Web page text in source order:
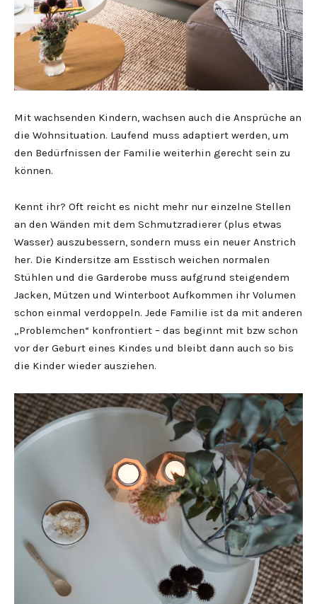
Mit wachsenden Kindern, wachsen auch die Ansprüche an
die Wohnsituation. Laufend muss adaptiert werden, um
den Bedürfnissen der Familie weiterhin gerecht sein zu
können.
Kennt ihr? Oft reicht es nicht mehr nur einzelne Stellen
an den Wänden mit dem Schmutzradierer (plus etwas
Wasser) auszubessern, sondern muss ein neuer Anstrich
her. Die Kindersitze am Esstisch weichen normalen
Stühlen und die Garderobe muss aufgrund steigendem
Jacken, Mützen und Winterboot Aufkommen ihr Volumen
schon einmal verdoppeln. Jede Familie ist da mit anderen
„Problemchen“ konfrontiert – das beginnt mit bzw schon
vor der Geburt eines Kindes und bleibt dann auch so bis
die Kinder wieder ausziehen.